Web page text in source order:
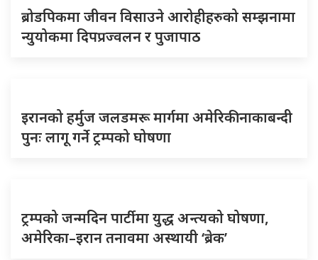
ब्रोडपिकमा जीवन विसाउने आरोहीहरुको सम्झनामा
न्युयोकमा दिपप्रज्वलन र पुजापाठ
इरानको हर्मुज जलडमरू मार्गमा अमेरिकी नाकाबन्दी
पुनः लागू गर्ने ट्रम्पको घोषणा
ट्रम्पको जन्मदिन पार्टीमा युद्ध अन्त्यको घोषणा,
अमेरिका–इरान तनावमा अस्थायी ‘ब्रेक’